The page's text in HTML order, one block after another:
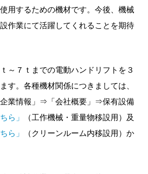
用するための機材です。今後、機械
作業にて活躍してくれることを期待
～７ｔまでの電動ハンドリフトを３
す。各種機材関係につきましては、
業情報」⇒「会社概要」⇒保有設備
ら」
（工作機械・重量物移設用）及
ら」
（クリーンルーム内移設用）か